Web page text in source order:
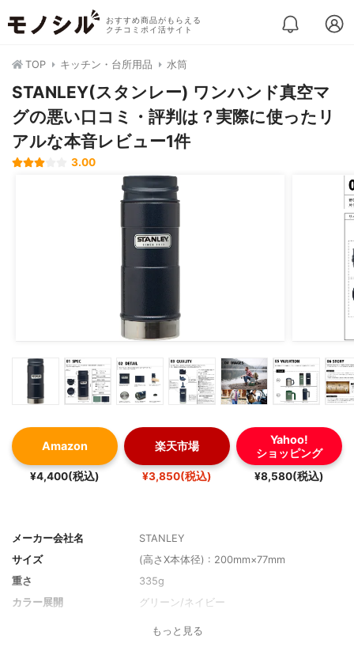
おすすめ商品がもらえる
クチコミポイ活サイト
TOP キッチン・台所用品 水筒
STANLEY(スタンレー) ワンハンド真空マ
グの悪い口コミ・評判は？実際に使ったリ
アルな本音レビュー1件
3.00
Amazon
¥4,400(税込)
楽天市場
¥3,850(税込)
Yahoo!
ショッピング
¥8,580(税込)
メーカー会社名
STANLEY
サイズ
(高さX本体径) : 200mm×77mm
重さ
335g
カラー展開
グリーン/ネイビー
もっと見る